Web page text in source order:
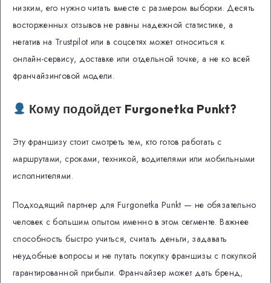
низким, его нужно читать вместе с размером выборки. Десять
восторженных отзывов не равны надежной статистике, а
негатив на Trustpilot или в соцсетях может относиться к
онлайн-сервису, доставке или отдельной точке, а не ко всей
франчайзинговой модели.
Кому подойдет Furgonetka Punkt?
Эту франшизу стоит смотреть тем, кто готов работать с
маршрутами, сроками, техникой, водителями или мобильными
исполнителями.
Подходящий партнер для Furgonetka Punkt — не обязательно
человек с большим опытом именно в этом сегменте. Важнее
способность быстро учиться, считать деньги, задавать
неудобные вопросы и не путать покупку франшизы с покупкой
гарантированной прибыли. Франчайзер может дать бренд,